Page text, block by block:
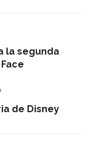
la segunda
de Disney